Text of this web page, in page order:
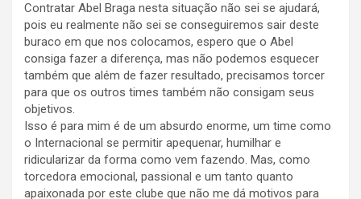
Contratar Abel Braga nesta situação não sei se ajudará,
pois eu realmente não sei se conseguiremos sair deste
buraco em que nos colocamos, espero que o Abel
consiga fazer a diferença, mas não podemos esquecer
também que além de fazer resultado, precisamos torcer
para que os outros times também não consigam seus
objetivos.
Isso é para mim é de um absurdo enorme, um time como
o Internacional se permitir apequenar, humilhar e
ridicularizar da forma como vem fazendo. Mas, como
torcedora emocional, passional e um tanto quanto
apaixonada por este clube que não me dá motivos para